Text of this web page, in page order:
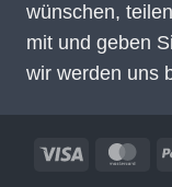
wünschen,
mit und geben
wir werden uns
Visa